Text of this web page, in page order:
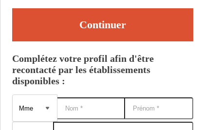
Continuer
Complétez votre profil afin d'être
recontacté par les établissements
disponibles :